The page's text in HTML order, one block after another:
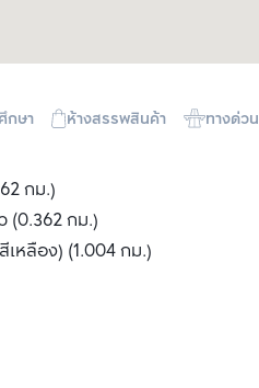
กษา ห้างสรรพสินค้า ทางด่วน
กม.)
(0.362 กม.)
หลือง) (1.004 กม.)